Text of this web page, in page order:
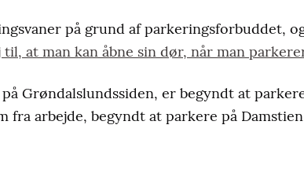
på grund af parkeringsforbuddet,
at man kan åbne sin dør, når man
Grøndalslundssiden, er begyndt at
fra arbejde, begyndt at parkere på